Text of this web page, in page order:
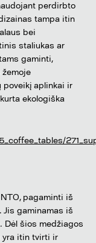
perdirbto
tampa itin
bei
staliukas ar
gaminti,
aplinkai ir
ekologiška
pagaminti iš
Jis gaminamas iš
Dėl šios medžiagos
yra itin tvirti ir